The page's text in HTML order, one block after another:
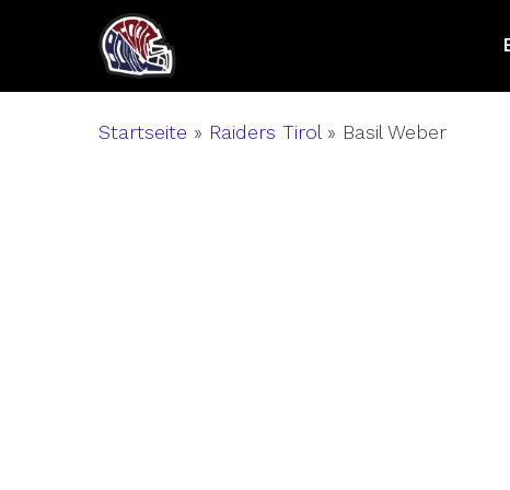
main
Startseite » Raiders Tirol » Basil Weber